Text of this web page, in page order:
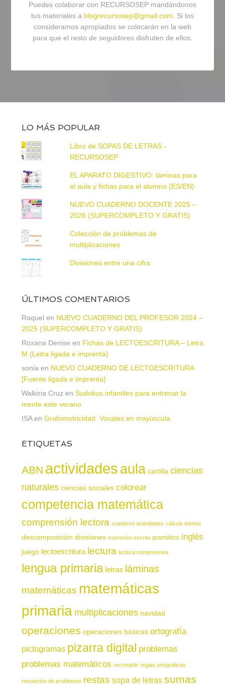
Puedes colaborar con RECURSOSEP mandándonos
tus materiales a blogrecursosep@gmail.com. Si los
consideramos apropiados se colocarán en la web
para que el resto de seguidores disfruten de ellos.
LO MÁS POPULAR
Libro de SOPAS DE LETRAS -
RECURSOSEP
EL APARATO DIGESTIVO: láminas para
el aula y fichas para el alumno (ES/EN)
NUEVO CUADERNO DOCENTE 2025 –
2026 (SUPERCOMPLETO Y GRATIS)
Colección de problemas de
multiplicaciones
Divisiones entre una cifra
ÚLTIMOS COMENTARIOS
Raquel en NUEVO CUADERNO DEL PROFESOR 2024 –
2025 (SUPERCOMPLETO Y GRATIS)
Roxana Denise en Fichas de LECTOESCRITURA – Letra
M (Letra ligada e imprenta)
sonia en NUEVO CUADERNO DE LECTOESCRITURA
[Fuente ligada e imprenta]
Walkiria Cruz en Sudokus infantiles para entrenar la
mente este verano
ISAen Grafomotricidad. Vocales en mayúscula
ETIQUETAS
ABN actividadesaula cartilla ciencias
naturales ciencias sociales colorear
competencia matemática
comprensión lectora cuaderno actividades cálculo mental
descomposición divisiones expresión escrita gramática inglés
juego lectoescritura lectura lectura comprensiva
lengua primaria letras láminas
matemáticas matemáticas
primaria multiplicaciones navidad
operaciones operaciones básicas ortografía
pictogramas pizarra digital problemas
problemas matemáticos recortable reglas ortográficas
resolución de problemas restas sopa de letras sumas